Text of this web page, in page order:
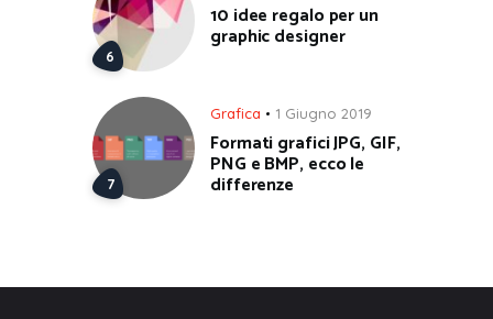
10 idee regalo per un
graphic designer
Grafica 1 Giugno 2019
Formati grafici JPG, GIF,
PNG e BMP, ecco le
differenze